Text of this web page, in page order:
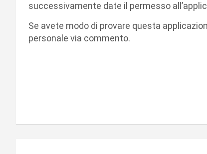
successivamente date il permesso
Se avete modo di provare questa
personale via commento.